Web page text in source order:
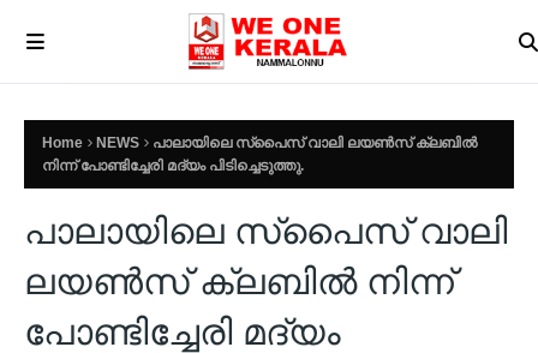
Home NEWS
പാലായിലെ സ്‌പൈസ് വാലി ലയൺസ് ക്ലബിൽ
നിന്ന് പോണ്ടിച്ചേരി മദ്യം പിടിച്ചെടുത്തു.
പാലായിലെ സ്‌പൈസ് വാലി
ലയൺസ് ക്ലബിൽ നിന്ന്
പോണ്ടിച്ചേരി മദ്യം